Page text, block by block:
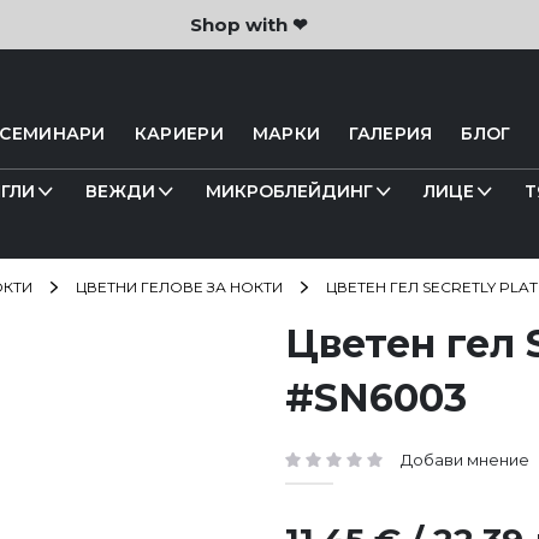
Shop with ❤
КАРИЕРИ МАРКИ ГАЛЕРИЯ БЛОГ
ВЕЖДИ МИКРОБЛЕЙДИНГ ЛИЦЕ
ЦВЕТНИ ГЕЛОВЕ ЗА НОКТИ ЦВЕТЕН ГЕЛ SECRETLY
Цветен гел
#SN6003
рейтинг: Добави мнение